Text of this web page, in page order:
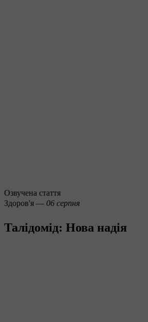
Озвучена стаття
Здоров'я — 06 серпня
Талідомід: Нова надія